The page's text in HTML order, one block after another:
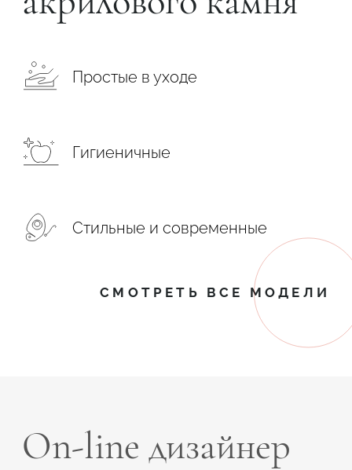
Простые в уходе
Гигиеничные
Стильные и современные
СМОТРЕТЬ ВСЕ МОДЕЛИ
On-line дизайнер